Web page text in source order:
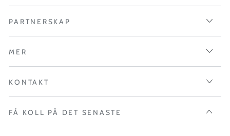
PARTNERSKAP
MER
KONTAKT
FÅ KOLL PÅ DET SENASTE